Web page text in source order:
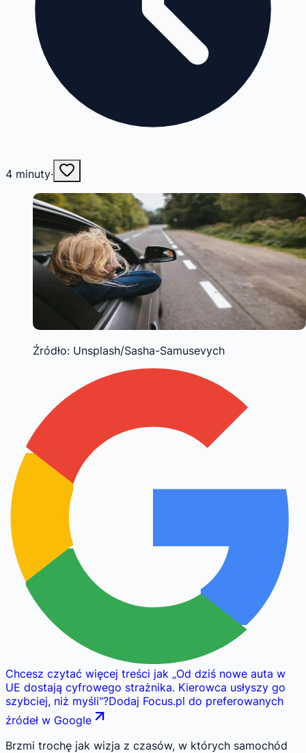
4 minuty·
Źródło: Unsplash/Sasha-Samusevych
Chcesz czytać więcej treści jak „Od dziś nowe auta w
UE dostają cyfrowego strażnika. Kierowca usłyszy go
szybciej, niż myśli"?Dodaj Focus.pl do preferowanych
źródeł w Google
Brzmi trochę jak wizja z czasów, w których samochód